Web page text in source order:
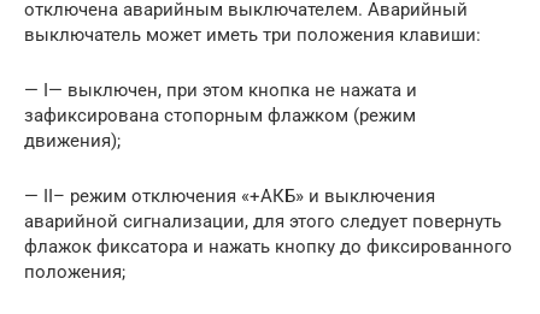
отключена аварийным выключателем. Аварийный
выключатель может иметь три положения клавиши:
— I— выключен, при этом кнопка не нажата и
зафиксирована стопорным флажком (режим
движения);
— II– режим отключения «+АКБ» и выключения
аварийной сигнализации, для этого следует повернуть
флажок фиксатора и нажать кнопку до фиксированного
положения;